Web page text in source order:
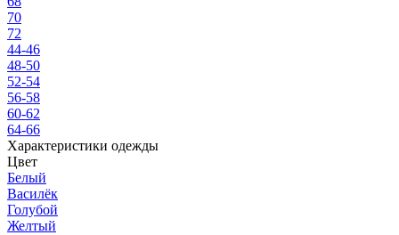
70
72
44-46
48-50
52-54
56-58
60-62
64-66
Характеристики одежды
Цвет
Белый
Василёк
Голубой
Желтый